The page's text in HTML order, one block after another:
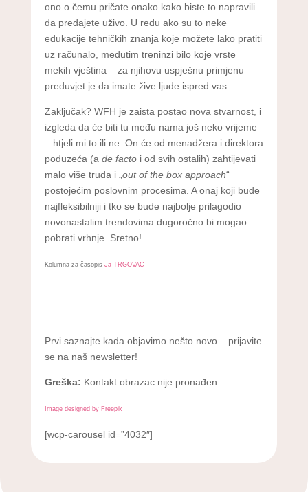
ono o čemu pričate onako kako biste to napravili
da predajete uživo. U redu ako su to neke
edukacije tehničkih znanja koje možete lako pratiti
uz računalo, međutim treninzi bilo koje vrste
mekih vještina – za njihovu uspješnu primjenu
preduvjet je da imate žive ljude ispred vas.
Zaključak? WFH je zaista postao nova stvarnost, i
izgleda da će biti tu među nama još neko vrijeme
– htjeli mi to ili ne. On će od menadžera i direktora
poduzeća (a de factoi od svih ostalih) zahtijevati
malo više truda i „ out of the box approach“
postojećim poslovnim procesima. A onaj koji bude
najfleksibilniji i tko se bude najbolje prilagodio
novonastalim trendovima dugoročno bi mogao
pobrati vrhnje. Sretno!
Kolumna za časopis Ja TRGOVAC
Prvi saznajte kada objavimo nešto novo – prijavite
se na naš newsletter!
Greška: Kontakt obrazac nije pronađen.
Image designed by Freepik
[wcp-carousel id=”4032″]